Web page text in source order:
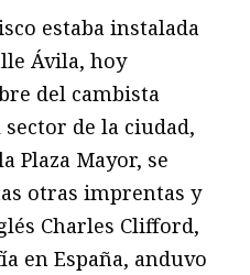
estaba instalada
Ávila, hoy
del cambista
de la ciudad,
Plaza Mayor, se
otras imprentas y
Charles Clifford,
en España, anduvo